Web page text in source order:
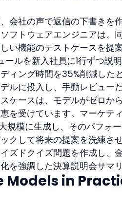
会社の声で返信の下書きを
フトウェアエンジニアは、
い機能のテストケースを提
ルを新入社員に1行ずつ説
ィング時間を35%削減した
ルに投入し、手動レビュー
ケースは、モデルがゼロか
を受けています。マーケテ
規模に生成し、そのパフォ
クして将来の提案を洗練さ
ズドクイズ問題を作成し、
を強調した決算説明会サマ
Models in